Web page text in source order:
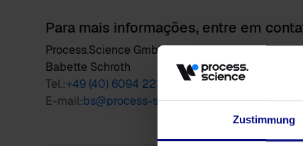
Zustimmung
Para mais informações, entre em
Process.Science GmbH & Co. KG
Babette Schroth
Tel.:+49 (40) 6094 2235 0
E-mail:bs@process-science.com